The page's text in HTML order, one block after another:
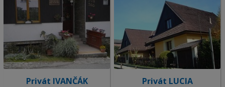
Privát IVANČÁK Privát LUCIA